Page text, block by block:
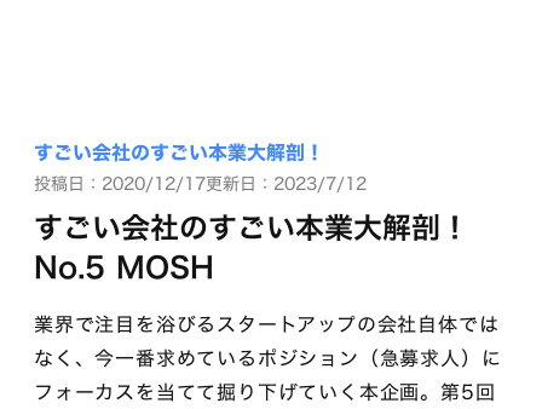
すごい会社のすごい本業大解剖！
投稿日：2020/12/17更新日：2023/7/12
すごい会社のすごい本業大解剖！
No.5 MOSH
業界で注目を浴びるスタートアップの会社自体では
なく、今一番求めているポジション（急募求人）に
フォーカスを当てて掘り下げていく本企画。第5回